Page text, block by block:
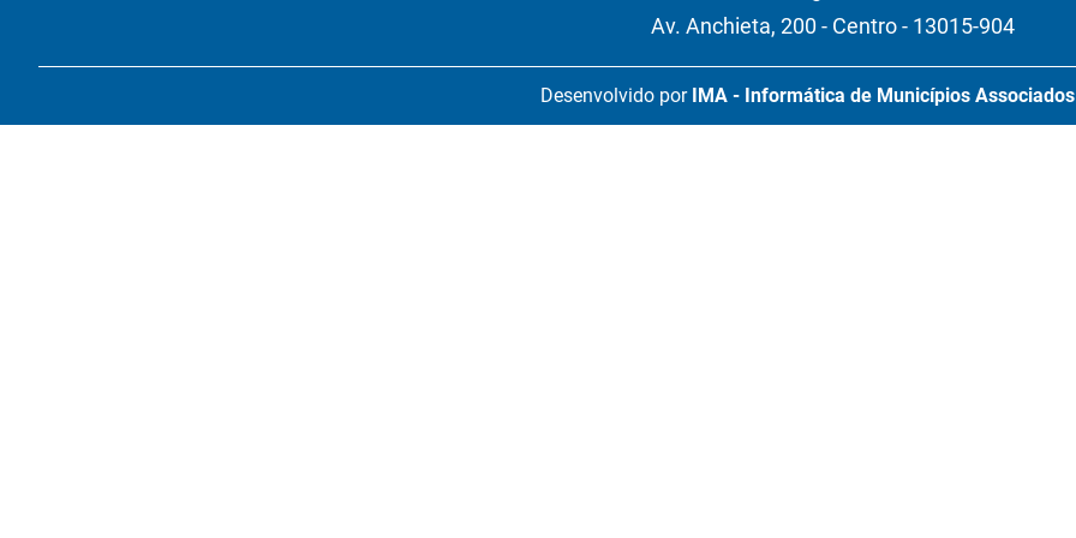
Av. Anchieta, 200 - Centro - 13015-904
Desenvolvido por IMA - Informática de Municípios Associados